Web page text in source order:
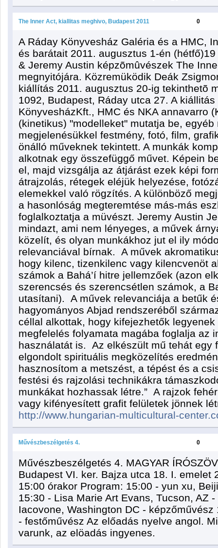
The Inner Act, kiallitas meghivo, Budapest 2011 0
A Ráday Könyvesház Galéria és a HMC,
és barátait 2011. augusztus 1-én
& Jeremy Austin képzõmûvészek The
megnyitójára. Közremüködik Deák
kiállítás 2011. augusztus 20-ig tekinthetõ
1092, Budapest, Ráday utca 27. A
KönyvesházKft., HMC és NKA annavarro
(kinetikus) "modelleket" mutatja be, egyéb
megjelenésükkel festmény, fotó, film,
önálló műveknek tekintett. A munkák
alkotnak egy összefüggő művet. Képein
el, majd vizsgálja az átjárást ezek képi
átrajzolás, rétegek eléjük helyezése,
elemekkel való rögzítés. A különböző
a hasonlóság megteremtése más-más
foglalkoztatja a müvészt. Jeremy Austin
mindazt, ami nem lényeges, a művek
közelít, és olyan munkákhoz jut el ily
relevanciával bírnak. A művek
hogy kilenc, tizenkilenc vagy kilencvenöt
számok a Bahá’í hitre jellemzőek (azon
szerencsés és szerencsétlen számok, a
utasítani). A művek relevanciája a betűk
hagyományos Abjad rendszeréből
céllal alkottak, hogy kifejezhetők
megfelelés folyamata magába foglalja az
használatát is. Az elkészült mű tehát egy
elgondolt spirituális megközelítés
hasznosítom a metszést, a tépést és a
festési és rajzolási technikákra
munkákat hozhassak létre.” A rajzok
vagy kifényesített grafit felületek jönnek
http://www.hungarian-multicultural-
Művészbeszélgetés 4. 0
Művészbeszélgetés 4. MAGYAR
Budapest VI. ker. Bajza utca 18. I. emelet
15:00 órakor Program: 15:00 - yun xu,
15:30 - Lisa Marie Art Evans, Tucson, AZ
Iacovone, Washington DC -
- festőművész Az előadás nyelve angol.
varunk, az elöadás ingyenes.